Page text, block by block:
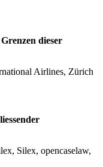
dieser
Airlines, Zürich
Silex, opencaselaw,